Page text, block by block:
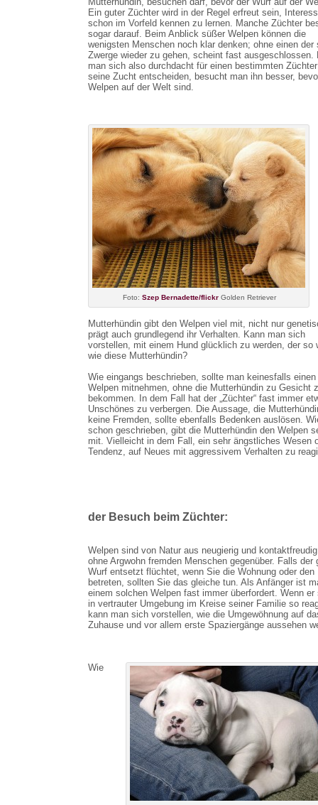
Ein guter Züchter wird in der Regel erfreut sein,
schon im Vorfeld kennen zu lernen. Manche Züchter
sogar darauf. Beim Anblick süßer Welpen können die
wenigsten Menschen noch klar denken; ohne einen der
Zwerge wieder zu gehen, scheint fast ausgeschlossen.
man sich also durchdacht für einen bestimmten
seine Zucht entscheiden, besucht man ihn besser,
Welpen auf der Welt sind.
Foto: Szep Bernadette/flickrGolden Retriever
Mutterhündin gibt den Welpen viel mit, nicht nur
prägt auch grundlegend ihr Verhalten. Kann man sich
vorstellen, mit einem Hund glücklich zu werden, der so
wie diese Mutterhündin?
Wie eingangs beschrieben, sollte man keinesfalls einen
Welpen mitnehmen, ohne die Mutterhündin zu Gesicht
bekommen. In dem Fall hat der „Züchter“ fast immer
Unschönes zu verbergen. Die Aussage, die
keine Fremden, sollte ebenfalls Bedenken auslösen.
schon geschrieben, gibt die Mutterhündin den Welpen
mit. Vielleicht in dem Fall, ein sehr ängstliches Wesen
Tendenz, auf Neues mit aggressivem Verhalten zu
der Besuch beim Züchter:
Welpen sind von Natur aus neugierig und
ohne Argwohn fremden Menschen gegenüber. Falls der
Wurf entsetzt flüchtet, wenn Sie die Wohnung oder den
betreten, sollten Sie das gleiche tun. Als Anfänger ist
einem solchen Welpen fast immer überfordert. Wenn er
in vertrauter Umgebung im Kreise seiner Familie so
kann man sich vorstellen, wie die Umgewöhnung auf
Zuhause und vor allem erste Spaziergänge aussehen
Wie